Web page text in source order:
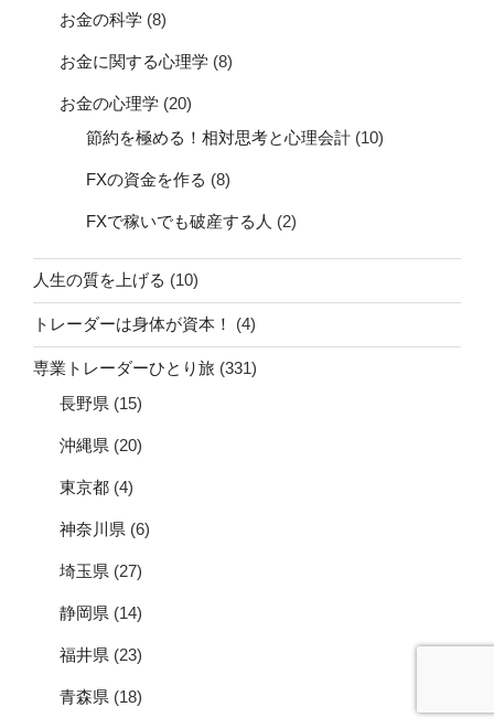
お金の科学 (8)
お金に関する心理学 (8)
お金の心理学 (20)
節約を極める！相対思考と心理会計 (10)
FXの資金を作る (8)
FXで稼いでも破産する人 (2)
人生の質を上げる (10)
トレーダーは身体が資本！ (4)
専業トレーダーひとり旅 (331)
長野県 (15)
沖縄県 (20)
東京都 (4)
神奈川県 (6)
埼玉県 (27)
静岡県 (14)
福井県 (23)
青森県 (18)